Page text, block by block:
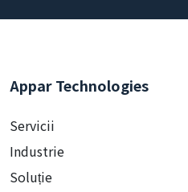
Appar Technologies
Servicii
Industrie
Soluție